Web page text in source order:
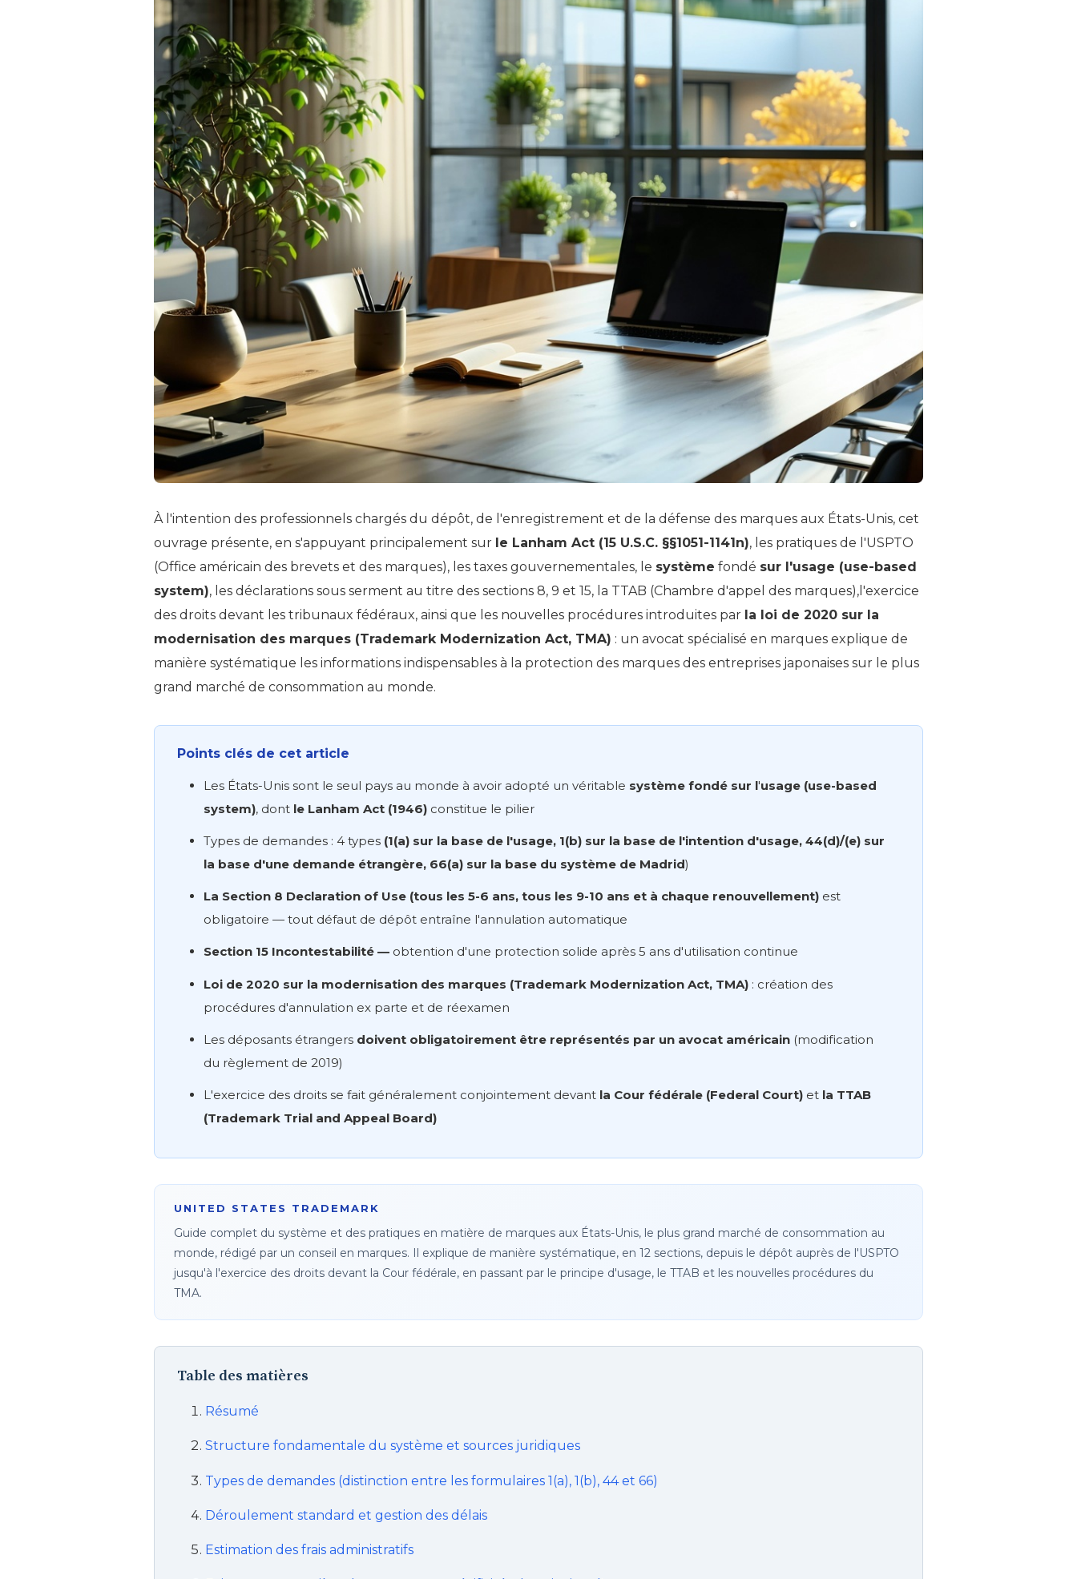
À l'intention des professionnels chargés du dépôt, de l'enregistrement et de la défense des marques aux États-Unis, cet
ouvrage présente, en s'appuyant principalement sur le Lanham Act (15 U.S.C. §§1051-1141n), les pratiques de l'USPTO
(Office américain des brevets et des marques), les taxes gouvernementales, le système fondé sur l'usage (use-based
system), les déclarations sous serment au titre des sections 8, 9 et 15, la TTAB (Chambre d'appel des marques),l'exercice
des droits devant les tribunaux fédéraux, ainsi que les nouvelles procédures introduites par la loi de 2020 sur la
modernisation des marques (Trademark Modernization Act, TMA) : un avocat spécialisé en marques explique de
manière systématique les informations indispensables à la protection des marques des entreprises japonaises sur le plus
grand marché de consommation au monde.
Points clés de cet article
Les États-Unis sont le seul pays au monde à avoir adopté un véritable système fondé sur l'usage (use-based
system), dont le Lanham Act (1946) constitue le pilier
Types de demandes : 4 types (1(a) sur la base de l'usage, 1(b) sur la base de l'intention d'usage, 44(d)/(e) sur
la base d'une demande étrangère, 66(a) sur la base du système de Madrid)
La Section 8 Declaration of Use (tous les 5-6 ans, tous les 9-10 ans et à chaque renouvellement) est
obligatoire — tout défaut de dépôt entraîne l'annulation automatique
Section 15 Incontestabilité — obtention d'une protection solide après 5 ans d'utilisation continue
Loi de 2020 sur la modernisation des marques (Trademark Modernization Act, TMA) : création des
procédures d'annulation ex parte et de réexamen
Les déposants étrangers doivent obligatoirement être représentés par un avocat américain (modification
du règlement de 2019)
L'exercice des droits se fait généralement conjointement devant la Cour fédérale (Federal Court) et la TTAB
(Trademark Trial and Appeal Board)
UNITED STATES TRADEMARK
Guide complet du système et des pratiques en matière de marques aux États-Unis, le plus grand marché de consommation au
monde, rédigé par un conseil en marques. Il explique de manière systématique, en 12 sections, depuis le dépôt auprès de l'USPTO
jusqu'à l'exercice des droits devant la Cour fédérale, en passant par le principe d'usage, le TTAB et les nouvelles procédures du
TMA.
Table des matières
Résumé
Structure fondamentale du système et sources juridiques
Types de demandes (distinction entre les formulaires 1(a), 1(b), 44 et 66)
Déroulement standard et gestion des délais
Estimation des frais administratifs